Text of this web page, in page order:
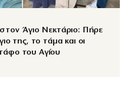
στον Άγιο Νεκτάριο: Πήρε
της, το τάμα και οι
του Αγίου